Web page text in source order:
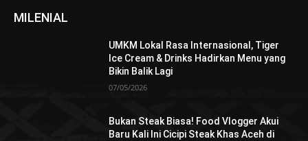
MILENIAL
UMKM Lokal Rasa Internasional, Tiger
Ice Cream & Drinks Hadirkan Menu yang
Bikin Balik Lagi
07/05/2026
Bukan Steak Biasa! Food Vlogger Akui
Baru Kali Ini Cicipi Steak Khas Aceh di